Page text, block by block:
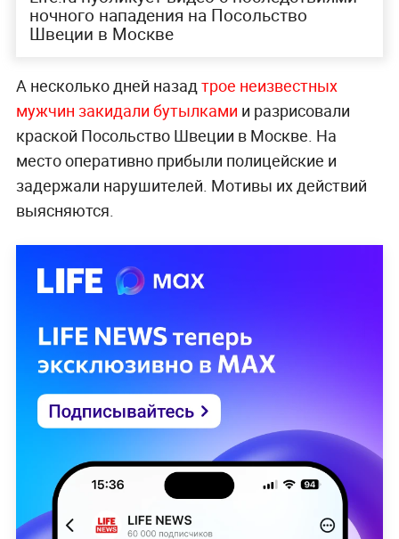
ночного нападения на Посольство
Швеции в Москве
А несколько дней назадтрое неизвестных
мужчин закидали бутылками и разрисовали
краской Посольство Швеции в Москве. На
место оперативно прибыли полицейские и
задержали нарушителей. Мотивы их действий
выясняются.